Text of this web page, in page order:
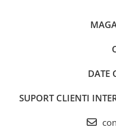
DATE
SUPORT CLIENTI